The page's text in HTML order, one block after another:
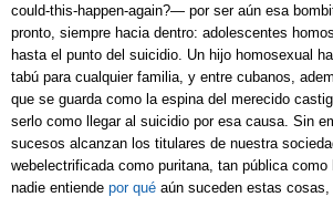
could-this-happen-again?— por ser aún esa
pronto, siempre hacia dentro: adolescentes
hasta el punto del suicidio. Un hijo homosexual
tabú para cualquier familia, y entre cubanos,
que se guarda como la espina del merecido
serlo como llegar al suicidio por esa causa. Sin
sucesos alcanzan los titulares de nuestra
webelectrificada como puritana, tan pública
nadie entiende por qué aún suceden estas cosas,